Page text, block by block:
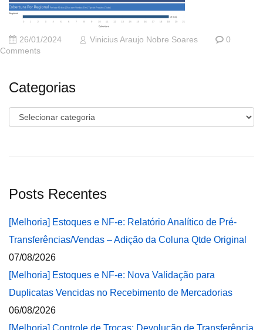
26/01/2024 Vinicius Araujo Nobre Soares
0
Comments
Categorias
Categorias
Posts Recentes
[Melhoria] Estoques e NF-e: Relatório Analítico de Pré-
Transferências/Vendas – Adição da Coluna Qtde Original
07/08/2026
[Melhoria] Estoques e NF-e: Nova Validação para
Duplicatas Vencidas no Recebimento de Mercadorias
06/08/2026
[Melhoria] Controle de Trocas: Devolução de Transferência